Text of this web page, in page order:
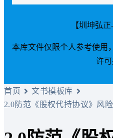
【圳坤弘正
本库文件仅限个人参考使用
许
首页
文书模板库
2.0防范《股权代持协议》风